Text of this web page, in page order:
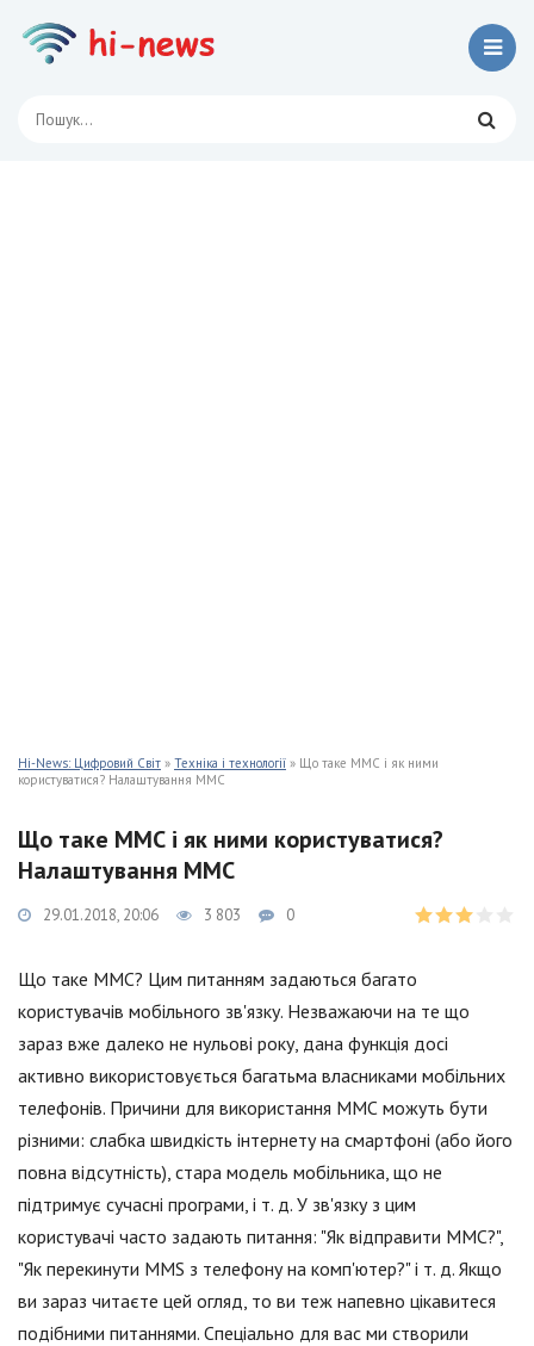
Hi-News: Цифровий Світ » Техніка і технології » Що таке ММС і як ними
користуватися? Налаштування ММС
Що таке ММС і як ними користуватися?
Налаштування ММС
29.01.2018, 20:06 3 803 0
Що таке ММС? Цим питанням задаються багато
користувачів мобільного зв'язку. Незважаючи на те що
зараз вже далеко не нульові року, дана функція досі
активно використовується багатьма власниками мобільних
телефонів. Причини для використання ММС можуть бути
різними: слабка швидкість інтернету на смартфоні (або його
повна відсутність), стара модель мобільника, що не
підтримує сучасні програми, і т. д. У зв'язку з цим
користувачі часто задають питання: "Як відправити ММС?",
"Як перекинути MMS з телефону на комп'ютер?" і т. д. Якщо
ви зараз читаєте цей огляд, то ви теж напевно цікавитеся
подібними питаннями. Спеціально для вас ми створили